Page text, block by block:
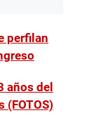
perfilan
años del